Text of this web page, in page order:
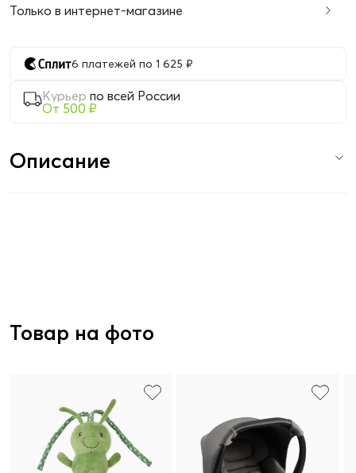
Только в интернет-магазине
6 платежей по 1 625 ₽
Курьер по всей России
От 500 ₽
Описание
Товар на фото